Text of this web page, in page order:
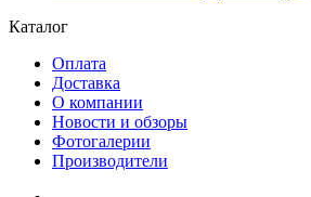
Каталог
Оплата
Доставка
О компании
Новости и обзоры
Фотогалерии
Производители